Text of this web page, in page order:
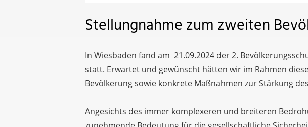
Stellungnahme zum zweiten
In Wiesbaden fand am 21.09.2024 der 2.
statt. Erwartet und gewünscht hätten wir im Rahmen
Bevölkerung sowie konkrete Maßnahmen zur Stärkung
Angesichts des immer komplexeren und breiteren